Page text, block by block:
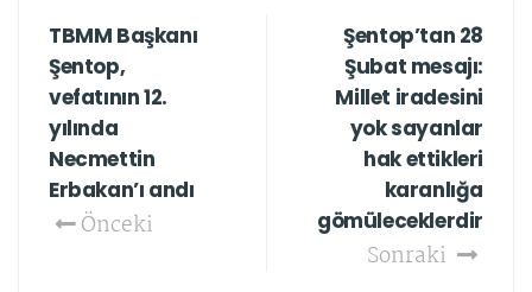
TBMM Başkanı
Şentop,
vefatının 12.
yılında
Necmettin
Erbakan’ı andı
Önceki
Şentop’tan 28
Şubat mesajı:
Millet iradesini
yok sayanlar
hak ettikleri
karanlığa
gömüleceklerdir
Sonraki